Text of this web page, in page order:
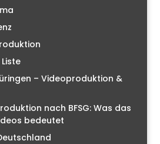
– Videoproduktion &
nach BFSG: Was das
bedeutet